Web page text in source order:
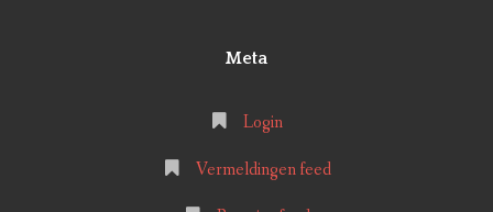
Meta
Login
Vermeldingen feed